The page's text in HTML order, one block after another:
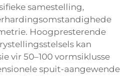
samestelling,
Hoogpresterende
kan
vir 50–100 vormsiklusse
spuit-aangewende